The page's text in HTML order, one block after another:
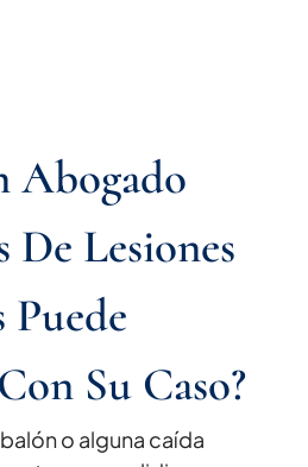
Abogado
De Lesiones
Puede
Su Caso?
o alguna caída